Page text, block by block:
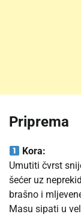
Priprema
Kora:
Umutiti čvrst
šećer uz
brašno i
Masu sipati u